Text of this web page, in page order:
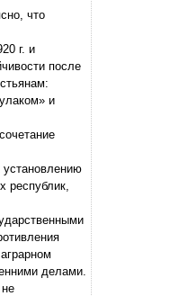
что
г. и
после
и
установлению
республик,
делами.